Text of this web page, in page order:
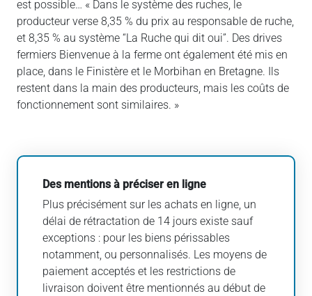
est possible… « Dans le système des ruches, le
producteur verse 8,35 % du prix au responsable de ruche,
et 8,35 % au système “La Ruche qui dit oui”. Des drives
fermiers Bienvenue à la ferme ont également été mis en
place, dans le Finistère et le Morbihan en Bretagne. Ils
restent dans la main des producteurs, mais les coûts de
fonctionnement sont similaires. »
Des mentions à préciser en ligne
Plus précisément sur les achats en ligne, un
délai de rétractation de 14 jours existe sauf
exceptions : pour les biens périssables
notamment, ou personnalisés. Les moyens de
paiement acceptés et les restrictions de
livraison doivent être mentionnés au début de